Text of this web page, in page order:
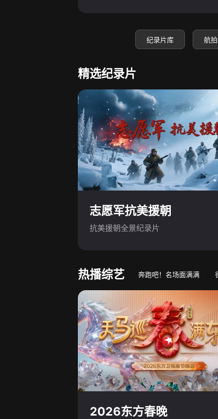
纪录片库 航
精选纪录片
志愿军抗美援朝
抗美援朝全景纪录片
热播综艺 奔跑吧！名场面满满
2026东方春晚